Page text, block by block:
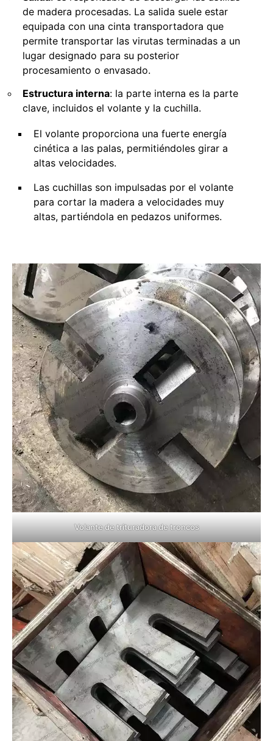
de madera procesadas. La salida suele estar
equipada con una cinta transportadora que
permite transportar las virutas terminadas a un
lugar designado para su posterior
procesamiento o envasado.
Estructura interna: la parte interna es la parte
clave, incluidos el volante y la cuchilla.
El volante proporciona una fuerte energía
cinética a las palas, permitiéndoles girar a
altas velocidades.
Las cuchillas son impulsadas por el volante
para cortar la madera a velocidades muy
altas, partiéndola en pedazos uniformes.
Volante de trituradora de troncos